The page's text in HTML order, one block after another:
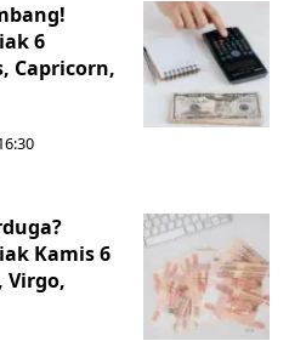
6
Capricorn,
Kamis 6
Virgo,